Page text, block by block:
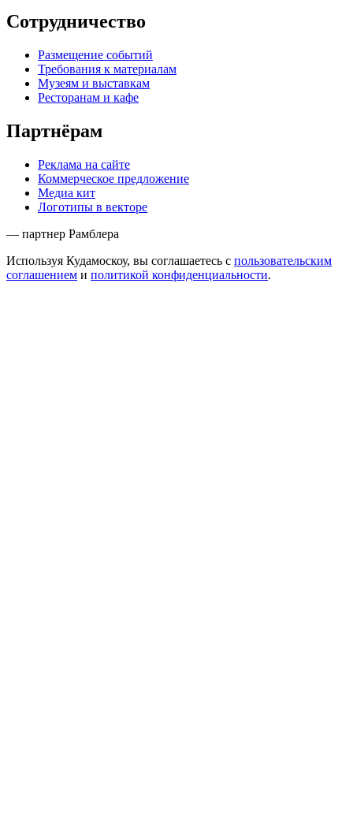
Сотрудничество
Размещение событий
Требования к материалам
Музеям и выставкам
Ресторанам и кафе
Партнёрам
Реклама на сайте
Коммерческое предложение
Медиа кит
Логотипы в векторе
— партнер Рамблера
Используя Кудамоскоу, вы соглашаетесь с пользовательским
соглашением и политикой конфиденциальности.